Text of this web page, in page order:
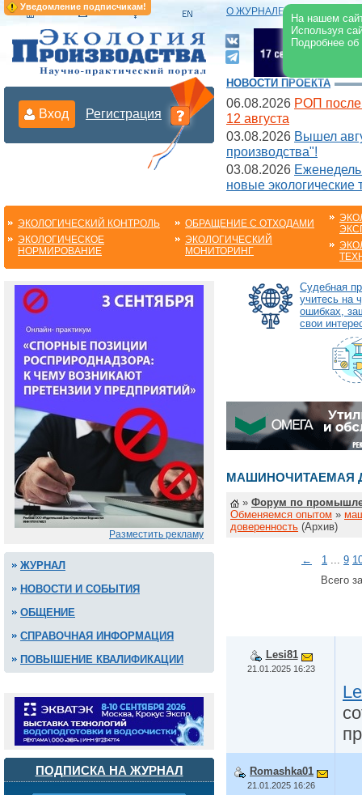
Уведомление подписчикам!
На нашем
Используя
Подробнее
О ЖУРНАЛЕ |
Вход Регистрация
НОВОСТИ ПРОЕКТА
06.08.2026 РОП после
12 августа
03.08.2026 Вышел
производства"!
03.08.2026
новые экологические
ЭКОЛОГИЧЕСКИЙ КОНТРОЛЬ
ЭКОЛОГИЧЕСКОЕ
НОРМИРОВАНИЕ
ОБРАЩЕНИЕ С ОТХОДАМИ
ЭКОЛОГИЧЕСКИЙ
МОНИТОРИНГ
Разместить рекламу
ЖУРНАЛ
НОВОСТИ И СОБЫТИЯ
ОБЩЕНИЕ
СПРАВОЧНАЯ ИНФОРМАЦИЯ
ПОВЫШЕНИЕ КВАЛИФИКАЦИИ
ПОДПИСКА НА ЖУРНАЛ
Судебная
учитесь на
ошибках,
свои
МАШИНОЧИТАЕМАЯ
» Форум по
Обменяемся опытом »
доверенность (Архив)
← 1 ... 9
Всего
Lesi81
21.01.2025 16:23
Romashka01
21.01.2025 16:26